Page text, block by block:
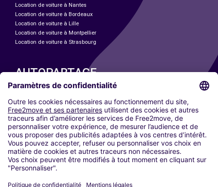
Location de voiture à Nantes
Location de voiture à Bordeaux
Location de voiture à Lille
Location de voiture à Montpellier
Location de voiture à Strasbourg
AUTOPARTAGE
Paris
Madrid
Washington DC
Milan
Rome
Turin
Vienne
Berlin
Düsseldorf